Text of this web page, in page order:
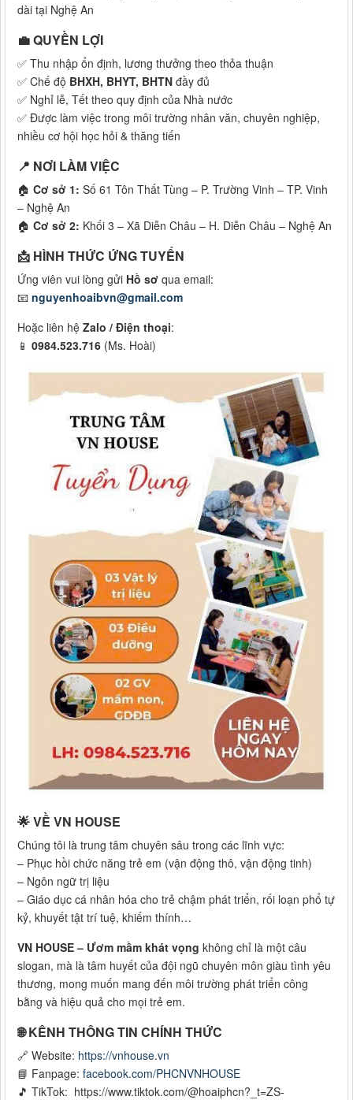
dài tại Nghệ An
💼 QUYỀN LỢI
✅ Thu nhập ổn định, lương thưởng theo thỏa thuận
✅ Chế độ BHXH, BHYT, BHTN đầy đủ
✅ Nghỉ lễ, Tết theo quy định của Nhà nước
✅ Được làm việc trong môi trường nhân văn, chuyên nghiệp,
nhiều cơ hội học hỏi & thăng tiến
📍 NƠI LÀM VIỆC
🏠 Cơ sở 1: Số 61 Tôn Thất Tùng – P. Trường Vinh – TP. Vinh
– Nghệ An
🏠 Cơ sở 2: Khối 3 – Xã Diễn Châu – H. Diễn Châu – Nghệ An
📩 HÌNH THỨC ỨNG TUYỂN
Ứng viên vui lòng gửi Hồ sơ qua email:
📧 nguyenhoaibvn@gmail.com
Hoặc liên hệ Zalo / Điện thoại:
📱 0984.523.716 (Ms. Hoài)
🌟 VỀ VN HOUSE
Chúng tôi là trung tâm chuyên sâu trong các lĩnh vực:
– Phục hồi chức năng trẻ em (vận động thô, vận động tinh)
– Ngôn ngữ trị liệu
– Giáo dục cá nhân hóa cho trẻ chậm phát triển, rối loạn phổ tự
kỷ, khuyết tật trí tuệ, khiếm thính…
VN HOUSE – Ươm mầm khát vọng không chỉ là một câu
slogan, mà là tâm huyết của đội ngũ chuyên môn giàu tình yêu
thương, mong muốn mang đến môi trường phát triển công
bằng và hiệu quả cho mọi trẻ em.
🌐 KÊNH THÔNG TIN CHÍNH THỨC
🔗 Website: https://vnhouse.vn
📘 Fanpage: facebook.com/PHCNVNHOUSE
🎵 TikTok: https://www.tiktok.com/@hoaiphcn?_t=ZS-